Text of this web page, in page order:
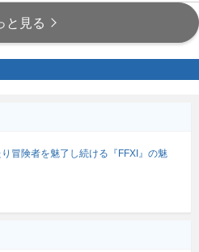
と見る
冒険者を魅了し続ける『FFXI』の魅